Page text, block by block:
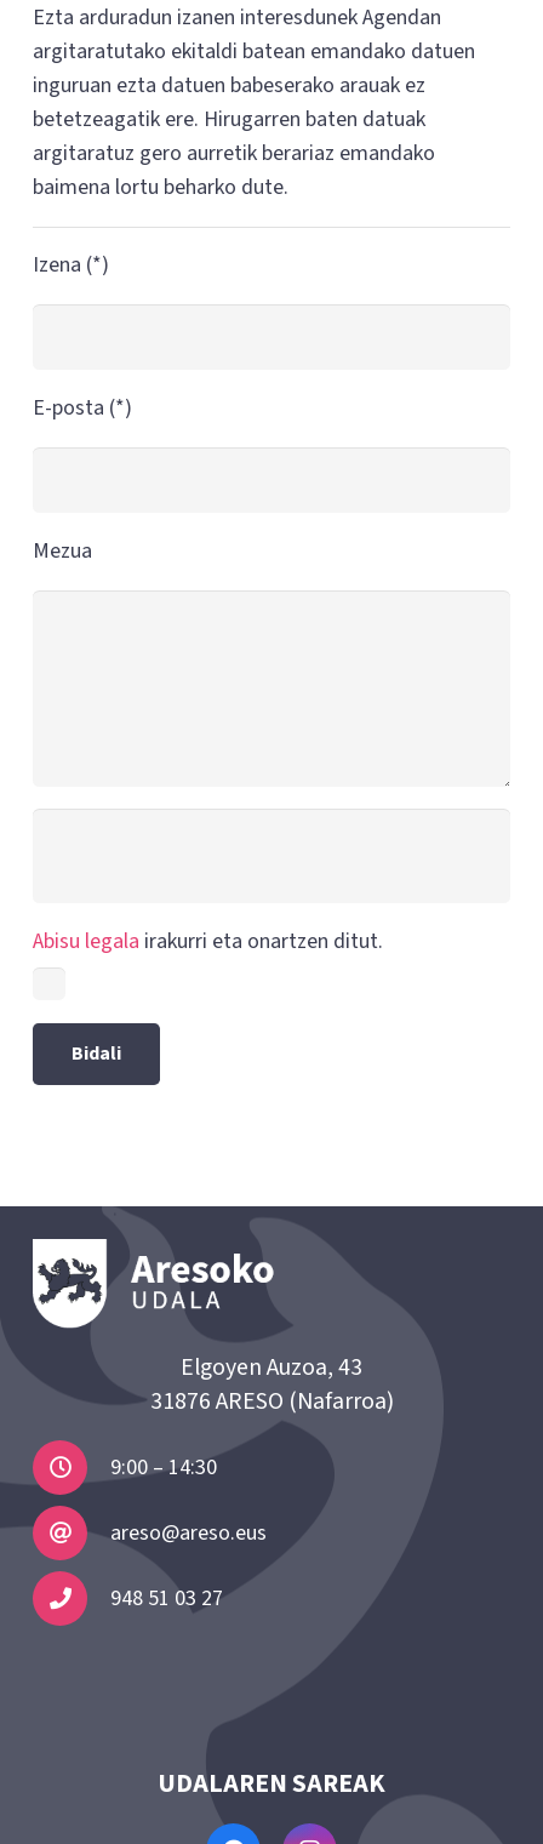
Ezta arduradun izanen interesdunek Agendan
argitaratutako ekitaldi batean emandako datuen
inguruan ezta datuen babeserako arauak ez
betetzeagatik ere. Hirugarren baten datuak
argitaratuz gero aurretik berariaz emandako
baimena lortu beharko dute.
Izena (*)
E-posta (*)
Mezua
Abisu legala irakurri eta onartzen ditut.
Elgoyen Auzoa, 43
31876 ARESO (Nafarroa)
9:00 – 14:30
areso@areso.eus
948 51 03 27
UDALAREN SAREAK